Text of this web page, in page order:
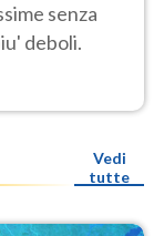
senza
deboli.
Vedi
tutte